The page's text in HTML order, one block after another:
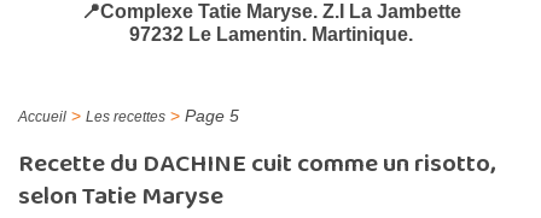
📍Complexe Tatie Maryse. Z.I La Jambette
97232 Le Lamentin. Martinique.
Accueil > Les recettes > Page 5
Recette du DACHINE cuit comme un risotto,
selon Tatie Maryse